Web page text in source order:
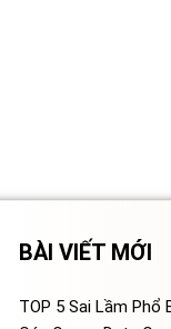
BÀI VIẾT MỚI
TOP 5 Sai Lầm Phổ